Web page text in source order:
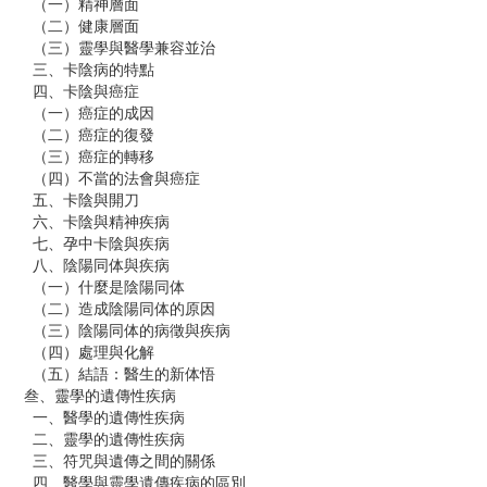
（二）健康層面
（三）靈學與醫學兼容並治
三、卡陰病的特點
四、卡陰與癌症
（一）癌症的成因
（二）癌症的復發
（三）癌症的轉移
（四）不當的法會與癌症
五、卡陰與開刀
六、卡陰與精神疾病
七、孕中卡陰與疾病
八、陰陽同体與疾病
（一）什麼是陰陽同体
（二）造成陰陽同体的原因
（三）陰陽同体的病徵與疾病
（四）處理與化解
（五）結語：醫生的新体悟
叁、靈學的遺傳性疾病
一、醫學的遺傳性疾病
二、靈學的遺傳性疾病
三、符咒與遺傳之間的關係
四、醫學與靈學遺傳疾病的區別